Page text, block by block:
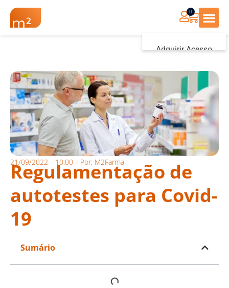
Adquirir Acesso
0
21/09/2022 - 10:00 - Por: M2Farma
Regulamentação de
autotestes para Covid-
19
Sumário